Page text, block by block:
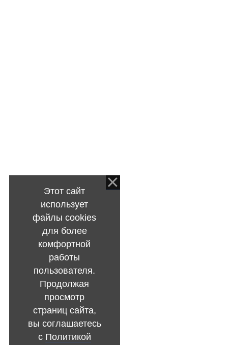
Этот сайт
использует
файлы cookies
для более
комфортной
работы
пользователя.
Продолжая
просмотр
страниц сайта,
вы соглашаетесь
с Политикой